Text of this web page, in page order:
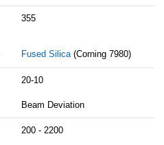
355
Fused Silica (Corning 7980)
20-10
Beam Deviation
200 - 2200